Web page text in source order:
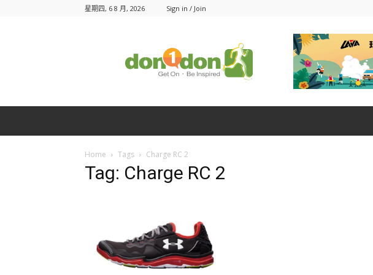
星期四, 6 8 月, 2026 Sign in / Join
Home Tags Charge RC 2
Tag: Charge RC 2